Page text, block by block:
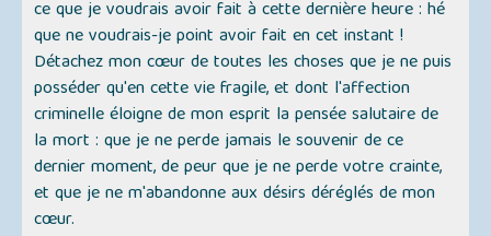
ce que je voudrais avoir fait à cette dernière heure : hé
que ne voudrais-je point avoir fait en cet instant !
Détachez mon cœur de toutes les choses que je ne puis
posséder qu'en cette vie fragile, et dont l'affection
criminelle éloigne de mon esprit la pensée salutaire de
la mort : que je ne perde jamais le souvenir de ce
dernier moment, de peur que je ne perde votre crainte,
et que je ne m'abandonne aux désirs déréglés de mon
cœur.